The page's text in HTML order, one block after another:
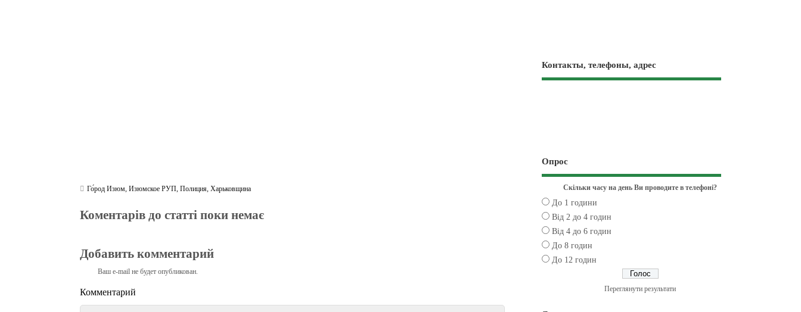
Го́род Изюм,Изюмское РУП,Полиция,Харьковщина
Коментарів до статті поки немає
Добавить комментарий
Ваш e-mail не будет опубликован.
Комментарий
Контакты, телефоны, адрес
Опрос
Скільки часу на день Ви проводите в телефоні?
До 1 години
Від 2 до 4 годин
Від 4 до 6 годин
До 8 годин
До 12 годин
Переглянути результати